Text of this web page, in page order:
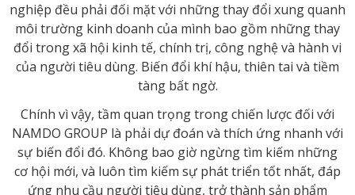
nghiệp đều phải đối mặt với những thay đổi xung quanh
môi trường kinh doanh của mình bao gồm những thay
đổi trong xã hội kinh tế, chính trị, công nghệ và hành vi
của người tiêu dùng. Biến đổi khí hậu, thiên tai và tiềm
tàng bất ngờ.
Chính vì vậy, tầm quan trọng trong chiến lược đối với
NAMDO GROUP là phải dự đoán và thích ứng nhanh với
sự biến đổi đó. Không bao giờ ngừng tìm kiếm những
cơ hội mới, và luôn tìm kiếm sự phát triển tốt nhất, đáp
ứng nhu cầu người tiêu dùng, trở thành sản phẩm